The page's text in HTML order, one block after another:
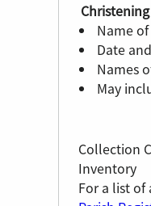
Christening
Name
Date
Names
May
Collection
Inventory
For a list